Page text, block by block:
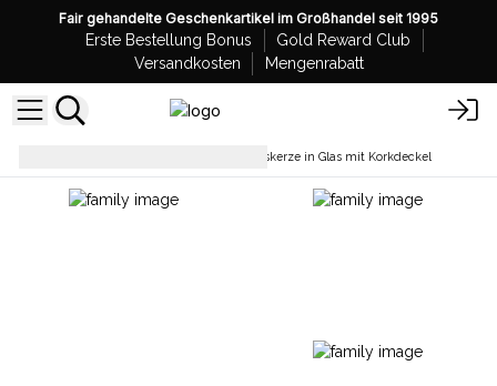
Fair gehandelte Geschenkartikel im Großhandel seit 1995
Erste Bestellung Bonus
Gold Reward Club
Versandkosten
Mengenrabatt
Sojawachskerze in Glas mit Korkdeckel